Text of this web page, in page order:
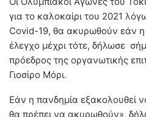
για το καλοκαίρι του 2021
Covid-19, θα ακυρωθούν εάν η
έλεγχο μέχρι τότε, δήλωσε
πρόεδρος της οργανωτικής
Γιοσίρο Μόρι.
Εάν η πανδημία εξακολουθεί
θα πρέπει να ακυρωθούν»,